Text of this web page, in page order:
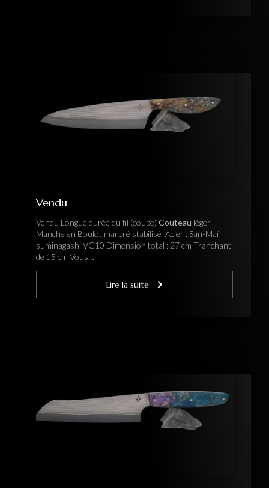
Vendu
Vendu Longue durée du fil (coupe) Couteau léger
Manche en Boulot marbré stabilisé Acier : San-Maï
suminagashi VG10 Dimension total : 27 cm Tranchant
de 15 cm Vous…
Lire la suite